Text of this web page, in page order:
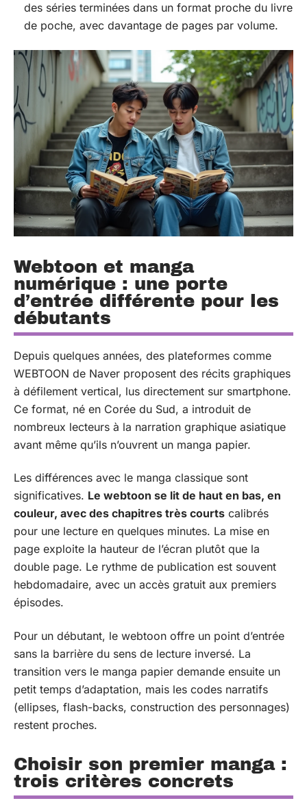
des séries terminées dans un format proche du livre
de poche, avec davantage de pages par volume.
Webtoon et manga
numérique : une porte
d’entrée différente pour les
débutants
Depuis quelques années, des plateformes comme
WEBTOON de Naver proposent des récits graphiques
à défilement vertical, lus directement sur smartphone.
Ce format, né en Corée du Sud, a introduit de
nombreux lecteurs à la narration graphique asiatique
avant même qu’ils n’ouvrent un manga papier.
Les différences avec le manga classique sont
significatives. Le webtoon se lit de haut en bas, en
couleur, avec des chapitres très courts calibrés
pour une lecture en quelques minutes. La mise en
page exploite la hauteur de l’écran plutôt que la
double page. Le rythme de publication est souvent
hebdomadaire, avec un accès gratuit aux premiers
épisodes.
Pour un débutant, le webtoon offre un point d’entrée
sans la barrière du sens de lecture inversé. La
transition vers le manga papier demande ensuite un
petit temps d’adaptation, mais les codes narratifs
(ellipses, flash-backs, construction des personnages)
restent proches.
Choisir son premier manga :
trois critères concrets